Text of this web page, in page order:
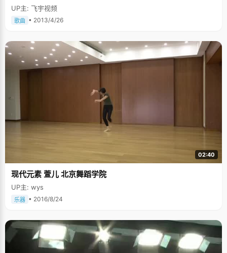
UP主: 飞宇视频
歌曲 • 2013/4/26
02:40
现代元素 萱儿 北京舞蹈学院
UP主: wys
乐器 • 2016/8/24